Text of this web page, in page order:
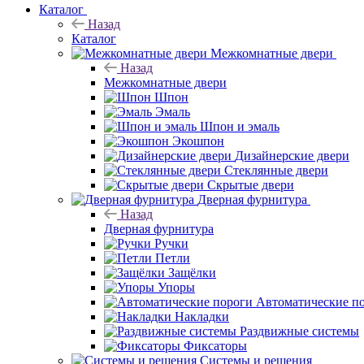
Каталог
Назад
Каталог
Межкомнатные двери
Назад
Межкомнатные двери
Шпон
Эмаль
Шпон и эмаль
Экошпон
Дизайнерские двери
Стеклянные двери
Скрытые двери
Дверная фурнитура
Назад
Дверная фурнитура
Ручки
Петли
Защёлки
Упоры
Автоматические
Накладки
Раздвижные системы
Фиксаторы
Системы и решения